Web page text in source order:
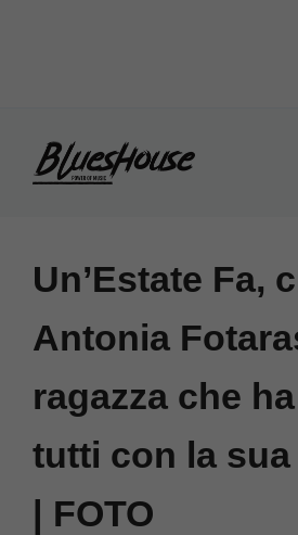
Un’Estate Fa,
Antonia
ragazza che
tutti con la sua
| FOTO